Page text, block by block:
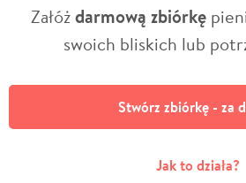
Załóżdarmową zbiórkę
swoich bliskich lub
Stwórz zbiórkę - za
Jak to działa?